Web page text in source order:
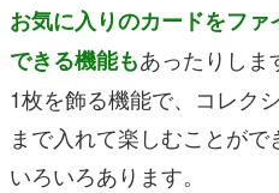
お気に入りのカードをフ
できる機能もあったりしま
1枚を飾る機能で、コレク
まで入れて楽しむことが
いろいろあります。